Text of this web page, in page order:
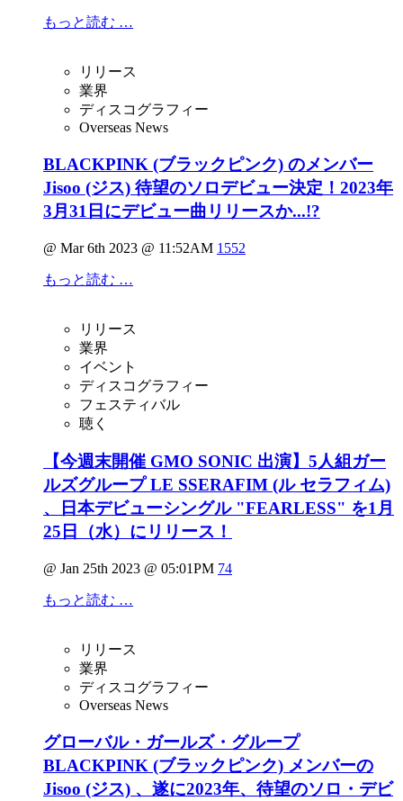
もっと読む …
リリース
業界
ディスコグラフィー
Overseas News
BLACKPINK (ブラックピンク) のメンバー
Jisoo (ジス) 待望のソロデビュー決定！2023年
3月31日にデビュー曲リリースか...!?
@ Mar 6th 2023 @ 11:52AM 1552
もっと読む …
リリース
業界
イベント
ディスコグラフィー
フェスティバル
聴く
【今週末開催 GMO SONIC 出演】5人組ガー
ルズグループ LE SSERAFIM (ル セラフィム)
、日本デビューシングル "FEARLESS" を1月
25日（水）にリリース！
@ Jan 25th 2023 @ 05:01PM 74
もっと読む …
リリース
業界
ディスコグラフィー
Overseas News
グローバル・ガールズ・グループ
BLACKPINK (ブラックピンク) メンバーの
Jisoo (ジス) 、遂に2023年、待望のソロ・デビ